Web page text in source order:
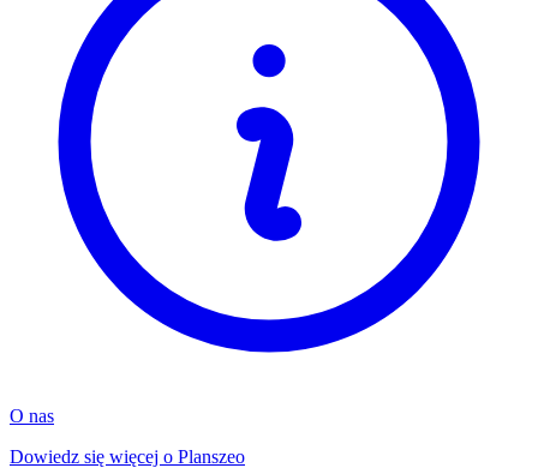
O nas
Dowiedz się więcej o Planszeo